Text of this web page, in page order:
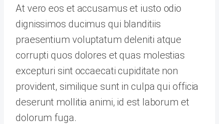
At vero eos et accusamus et iusto odio
dignissimos ducimus qui blanditiis
praesentium voluptatum deleniti atque
corrupti quos dolores et quas molestias
excepturi sint occaecati cupiditate non
provident, similique sunt in culpa qui officia
deserunt mollitia animi, id est laborum et
dolorum fuga.